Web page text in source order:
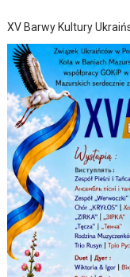
XV Barwy Kultury